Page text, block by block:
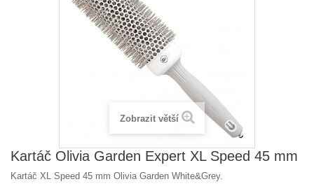
Zobrazit větší
Kartáč Olivia Garden Expert XL Speed 45 mm
Kartáč XL Speed 45 mm Olivia Garden White&Grey.